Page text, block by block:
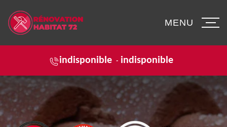
indisponible - indisponible
MENU